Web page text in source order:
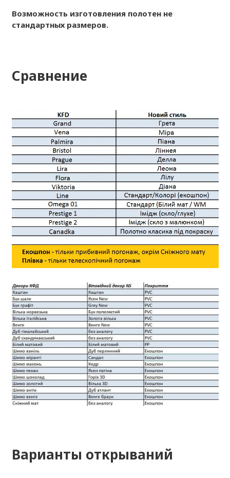
Возможность изготовления полотен не
стандартных размеров.
Сравнение
Варианты открываний